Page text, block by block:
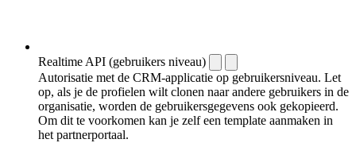
Realtime API (gebruikers niveau)
Autorisatie met de CRM-applicatie op gebruikersniveau. Let
op, als je de profielen wilt clonen naar andere gebruikers in de
organisatie, worden de gebruikersgegevens ook gekopieerd.
Om dit te voorkomen kan je zelf een template aanmaken in
het partnerportaal.